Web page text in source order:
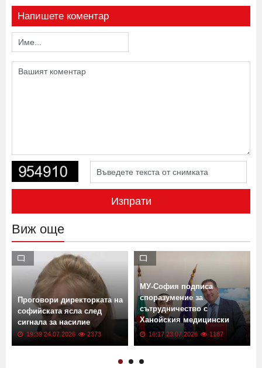
Напишете коментар
Изпрати
Виж още
Проговори директорката на
софийската ясла след
сигнала за насилие
19:39 24.07.2026 2373
МУ-София подписа
споразумение за
сътрудничество с
Ханойския медицински
университет
16:17 23.07.2026 1187